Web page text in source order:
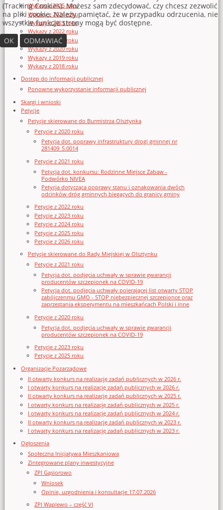
Wykazy z 2025 roku
Wykazy z 2024 roku
Wykazy z 2023 roku
Wykazy z 2022 roku
Wykazy z 2021 roku
Wykazy z 2020 roku
Wykazy z 2019 roku
Wykazy z 2018 roku
Dostęp do informacji publicznej
Ponowne wykorzystanie informacji publicznej
Skargi i wnioski
Petycje
Petycje skierowane do Burmistrza Olsztynka
Petycje z 2020 roku
Petycja dot. poprawy infrastruktury drogi gminnej nr
281409_5.0014
Petycje z 2021 roku
Petycja dot. konkursu: Rodzinne Miejsce Zabaw -
Podwórko NIVEA
Petycja dotycząca poprawy stanu i oznakowania dwóch
odcinków dróg gminnych biegących do granicy gminy
Petycje z 2022 roku
Petycje z 2023 roku
Petycje z 2024 roku
Petycje z 2025 roku
Petycje z 2026 roku
Petycje skierowane do Rady Miejskiej w Olsztynku
Petycje z 2021 roku
Petycja dot. podjęcia uchwały w sprawie gwarancji
producentów szczepionek na COVID-19
Petycja dot. podjęcia uchwały poierającej list otwarty STOP
zabójczenmu GMO - STOP niebezpiecznej szczepionce oraz
zaprzestania eksperymentu na mieszkańcach Polski i inne
Petycje z 2020 roku
Petycja dot. podjęcia uchwały w sprawie gwarancji
producentów szczepionek na COVID-19
Petycje z 2023 roku
Petycje z 2025 roku
Organizacje Pozarządowe
II otwarty konkurs na realizację zadań publicznych w 2026 r.
I otwarty konkurs na realizację zadań publicznych w 2026 r.
II otwarty konkurs na realizację zadań publicznych w 2025 r.
I otwarty konkurs na realizację zadań publicznych w 2025 r.
I otwarty konkurs na realizację zadań publicznych w 2024 r.
II otwarty konkurs na realizację zadań publicznych w 2023 r.
I otwarty konkurs na realizację zadań publicznych w 2023 r.
Ogłoszenia
Społeczna Inicjatywa Mieszkaniowa
Zintegrowane plany inwestycyjne
ZPI Gąsiorowo
Wniosek
Opinie, uzgodnienia i konsultacje 17.07.2026
ZPI Waplewo – część VI
(Tracking Cookies). Możesz sam zdecydować, czy chcesz zezwolić
na pliki cookie. Należy pamiętać, że w przypadku odrzucenia, nie
wszystkie funkcje strony mogą być dostępne.
OK
ODMAWIAĆ